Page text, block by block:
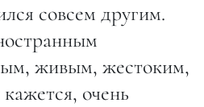
совсем другим.
живым, жестоким,
очень